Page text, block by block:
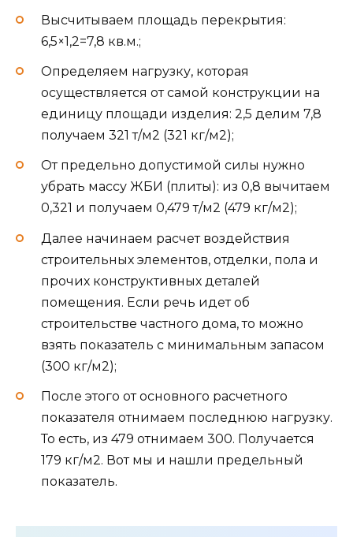
Высчитываем площадь перекрытия:
6,5×1,2=7,8 кв.м.;
Определяем нагрузку, которая
осуществляется от самой конструкции на
единицу площади изделия: 2,5 делим 7,8
получаем 321 т/м2 (321 кг/м2);
От предельно допустимой силы нужно
убрать массу ЖБИ (плиты): из 0,8 вычитаем
0,321 и получаем 0,479 т/м2 (479 кг/м2);
Далее начинаем расчет воздействия
строительных элементов, отделки, пола и
прочих конструктивных деталей
помещения. Если речь идет об
строительстве частного дома, то можно
взять показатель с минимальным запасом
(300 кг/м2);
После этого от основного расчетного
показателя отнимаем последнюю нагрузку.
То есть, из 479 отнимаем 300. Получается
179 кг/м2. Вот мы и нашли предельный
показатель.